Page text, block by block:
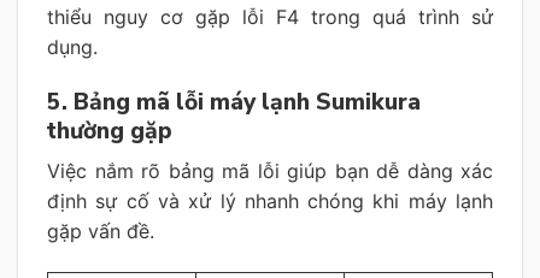
thiểu nguy cơ gặp lỗi F4 trong quá trình sử
dụng.
5. Bảng mã lỗi máy lạnh Sumikura
thường gặp
Việc nắm rõ bảng mã lỗi giúp bạn dễ dàng xác
định sự cố và xử lý nhanh chóng khi máy lạnh
gặp vấn đề.